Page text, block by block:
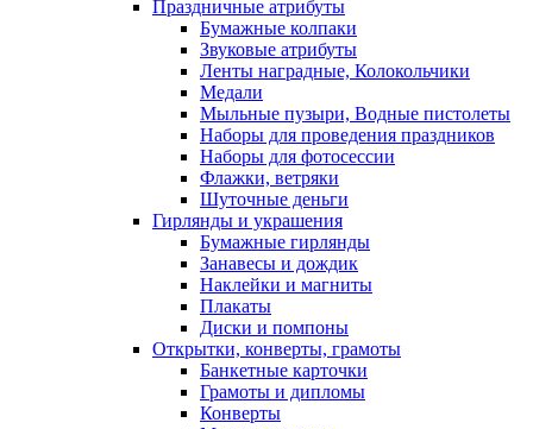
Праздничные атрибуты
Бумажные колпаки
Звуковые атрибуты
Ленты наградные, Колокольчики
Медали
Мыльные пузыри, Водные пистолеты
Наборы для проведения праздников
Наборы для фотосессии
Флажки, ветряки
Шуточные деньги
Гирлянды и украшения
Бумажные гирлянды
Занавесы и дождик
Наклейки и магниты
Плакаты
Диски и помпоны
Открытки, конверты, грамоты
Банкетные карточки
Грамоты и дипломы
Конверты